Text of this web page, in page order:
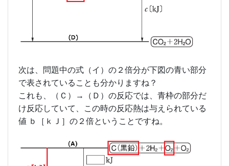
次は、問題中の式（イ）の２倍分が下図の青い部分
で表されていることも分かりますね？
これも、（Ｃ）→（Ｄ）の反応では、青枠の部分だ
け反応していて、この時の反応熱は与えられている
値 ｂ［ｋＪ］の２倍ということですね。